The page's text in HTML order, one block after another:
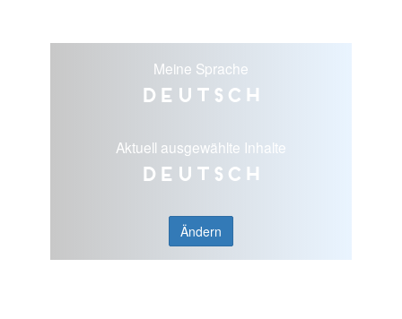
Meine Sprache
Deutsch
Aktuell ausgewählte Inhalte
Deutsch
Ändern